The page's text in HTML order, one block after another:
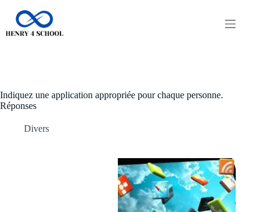
contenu
Indiquez une application appropriée pour chaque personne.
Réponses
Divers